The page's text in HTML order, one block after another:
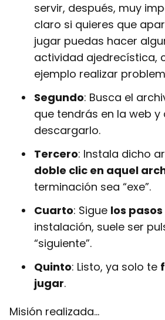
servir, después, muy
claro si quieres que
jugar puedas hacer
actividad ajedrecística,
ejemplo realizar
Segundo: Busca el
que tendrás en la web y
descargarlo.
Tercero: Instala dicho
doble clic en aquel
terminación sea “exe”.
Cuarto: Sigue los
instalación, suele ser
“siguiente”.
Quinto: Listo, ya solo te
jugar.
Misión realizada…